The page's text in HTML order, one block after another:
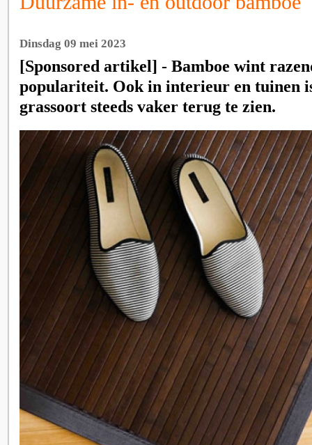
Dinsdag 09 mei 2023
[Sponsored artikel] - Bamboe wint
populariteit. Ook in interieur en tuinen
grassoort steeds vaker terug te zien.